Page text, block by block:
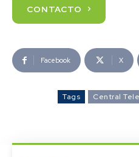
CONTACTO
Facebook X
Tags Central